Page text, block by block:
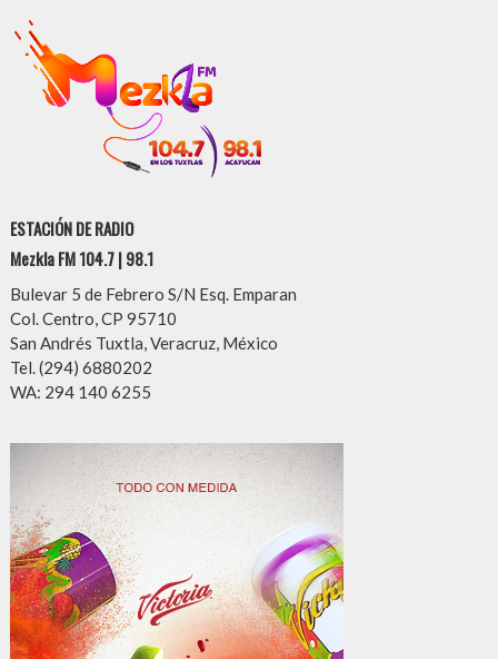
ESTACIÓN DE RADIO
Mezkla FM 104.7 | 98.1
Bulevar 5 de Febrero S/N Esq. Emparan
Col. Centro, CP 95710
San Andrés Tuxtla, Veracruz, México
Tel. (294) 6880202
WA: 294 140 6255